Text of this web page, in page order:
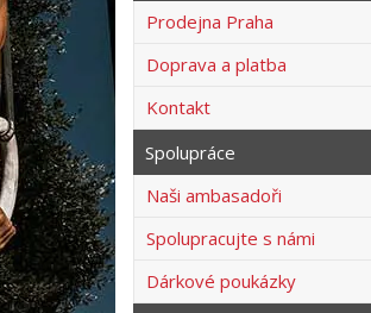
Prodejna Praha
Doprava a platba
Kontakt
Spolupráce
Naši ambasadoři
Spolupracujte s námi
Dárkové poukázky